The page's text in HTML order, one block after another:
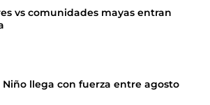
vs comunidades mayas entran
Niño llega con fuerza entre agosto